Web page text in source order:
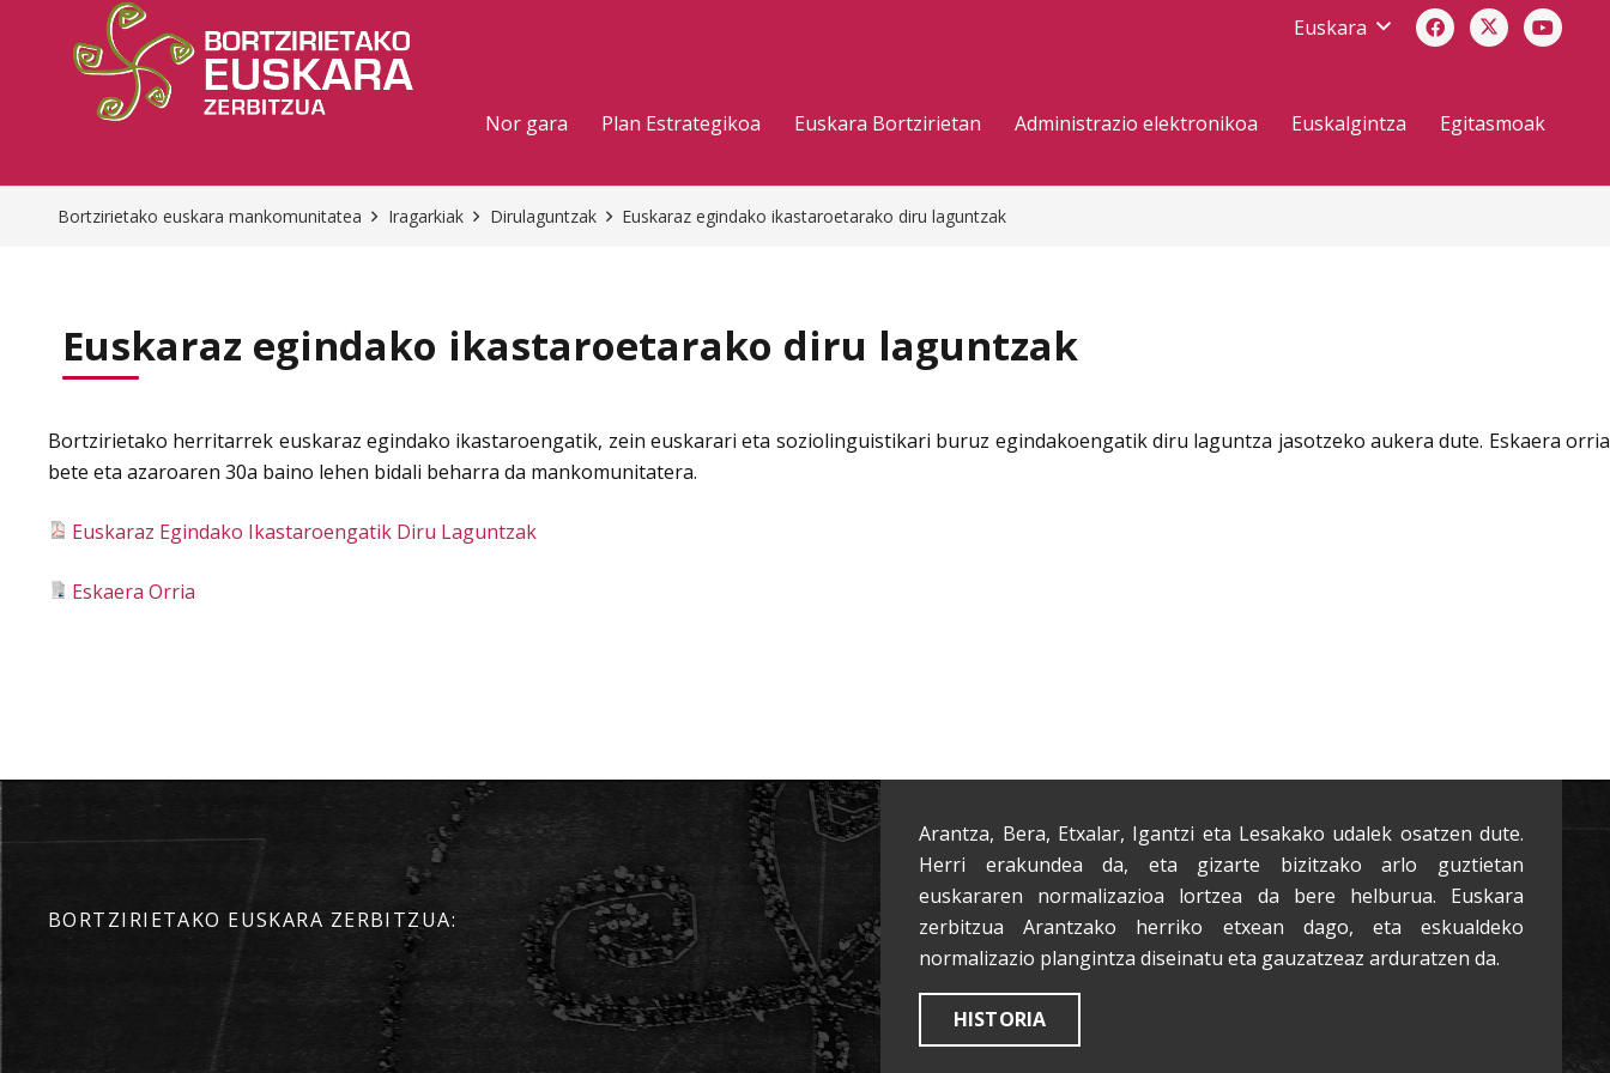
Euskara
Nor gara Plan Estrategikoa Euskara Bortzirietan Administrazio elektronikoa Euskalgintza Egitasmoak
Bortzirietako euskara mankomunitatea Iragarkiak Dirulaguntzak Euskaraz egindako ikastaroetarako diru laguntzak
Euskaraz egindako ikastaroetarako diru laguntzak
Bortzirietako herritarrek euskaraz egindako ikastaroengatik, zein euskarari eta soziolinguistikari buruz egindakoengatik diru laguntza jasotzeko aukera dute. Eskaera orria
bete eta azaroaren 30a baino lehen bidali beharra da mankomunitatera.
Euskaraz Egindako Ikastaroengatik Diru Laguntzak
Eskaera Orria
BORTZIRIETAKO EUSKARA ZERBITZUA:
Arantza, Bera, Etxalar, Igantzi eta Lesakako udalek osatzen dute.
Herri erakundea da, eta gizarte bizitzako arlo guztietan
euskararen normalizazioa lortzea da bere helburua. Euskara
zerbitzua Arantzako herriko etxean dago, eta eskualdeko
normalizazio plangintza diseinatu eta gauzatzeaz arduratzen da.
HISTORIA